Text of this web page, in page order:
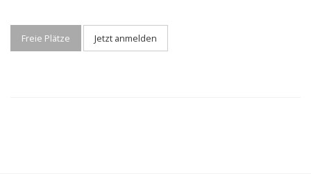
Freie Plätze Jetzt anmelden